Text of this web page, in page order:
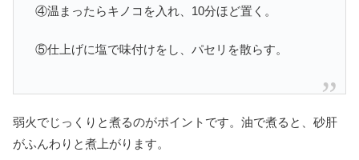
④温まったらキノコを入れ、10分ほど置く。
⑤仕上げに塩で味付けをし、パセリを散らす。
弱火でじっくりと煮るのがポイントです。油で煮ると、砂肝
がふんわりと煮上がります。